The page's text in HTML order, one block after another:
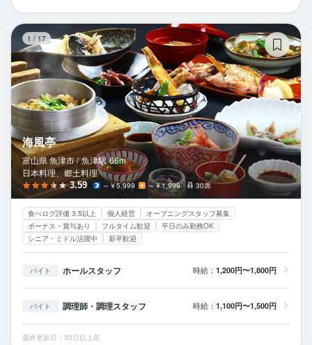
1 / 17
海風亭
富山県 魚津市 / 魚津駅 66m
日本料理、郷土料理
3.59 ～￥5,999 ～￥1,999 30席
食べログ評価 3.5以上 個人経営
オープニングスタッフ募集
ボーナス・賞与あり
フルタイム歓迎
平日のみ勤務OK
シニア・ミドル活躍中
新卒歓迎
バイト ホールスタッフ 時給： 1,200円〜1,800円
バイト 調理師・調理スタッフ 時給： 1,100円〜1,500円
最終更新日：30日以上前